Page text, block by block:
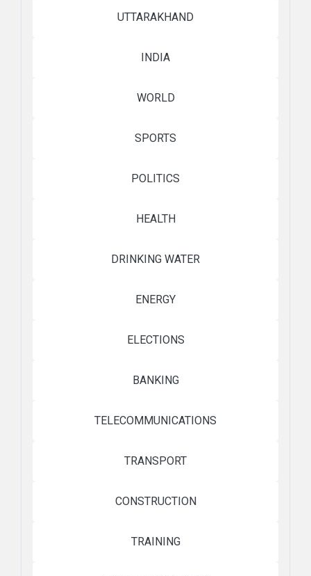
UTTARAKHAND
INDIA
WORLD
SPORTS
POLITICS
HEALTH
DRINKING WATER
ENERGY
ELECTIONS
BANKING
TELECOMMUNICATIONS
TRANSPORT
CONSTRUCTION
TRAINING